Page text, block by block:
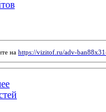
на https://vizitof.ru/adv-